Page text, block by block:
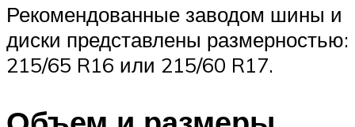
Рекомендованные заводом шины и
диски представлены размерностью:
215/65 R16 или 215/60 R17.